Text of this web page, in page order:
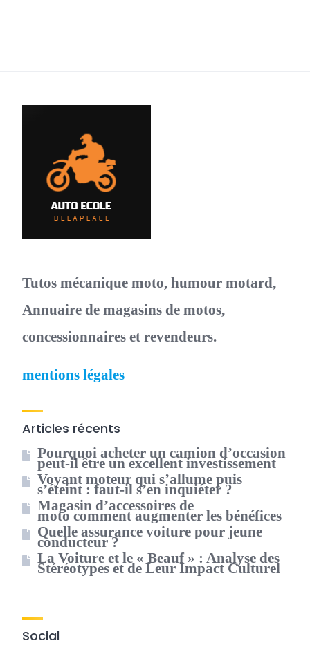
Tutos mécanique moto, humour motard,
Annuaire de magasins de motos,
concessionnaires et revendeurs.
mentions légales
Articles récents
Pourquoi acheter un camion d’occasion
peut-il être un excellent investissement
Voyant moteur qui s’allume puis
s’éteint : faut-il s’en inquiéter ?
Magasin d’accessoires de
moto comment augmenter les bénéfices
Quelle assurance voiture pour jeune
conducteur ?
La Voiture et le « Beauf » : Analyse des
Stéréotypes et de Leur Impact Culturel
Social